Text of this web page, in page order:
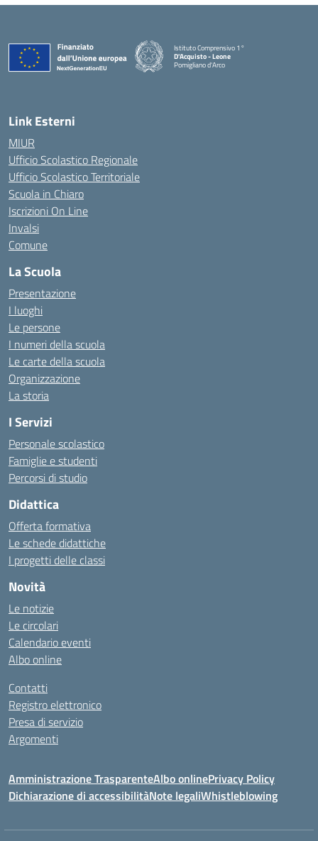
Istituto Comprensivo 1°
D'Acquisto - Leone
Pomigliano d'Arco
— Visita la pagina iniziale della scuola
Link Esterni
MIUR
Ufficio Scolastico Regionale
Ufficio Scolastico Territoriale
Scuola in Chiaro
Iscrizioni On Line
Invalsi
Comune
La Scuola
Presentazione
I luoghi
Le persone
I numeri della scuola
Le carte della scuola
Organizzazione
La storia
I Servizi
Personale scolastico
Famiglie e studenti
Percorsi di studio
Didattica
Offerta formativa
Le schede didattiche
I progetti delle classi
Novità
Le notizie
Le circolari
Calendario eventi
Albo online
Contatti
Registro elettronico
Presa di servizio
Argomenti
Amministrazione TrasparenteAlbo onlinePrivacy Policy
Dichiarazione di accessibilitàNote legaliWhistleblowing